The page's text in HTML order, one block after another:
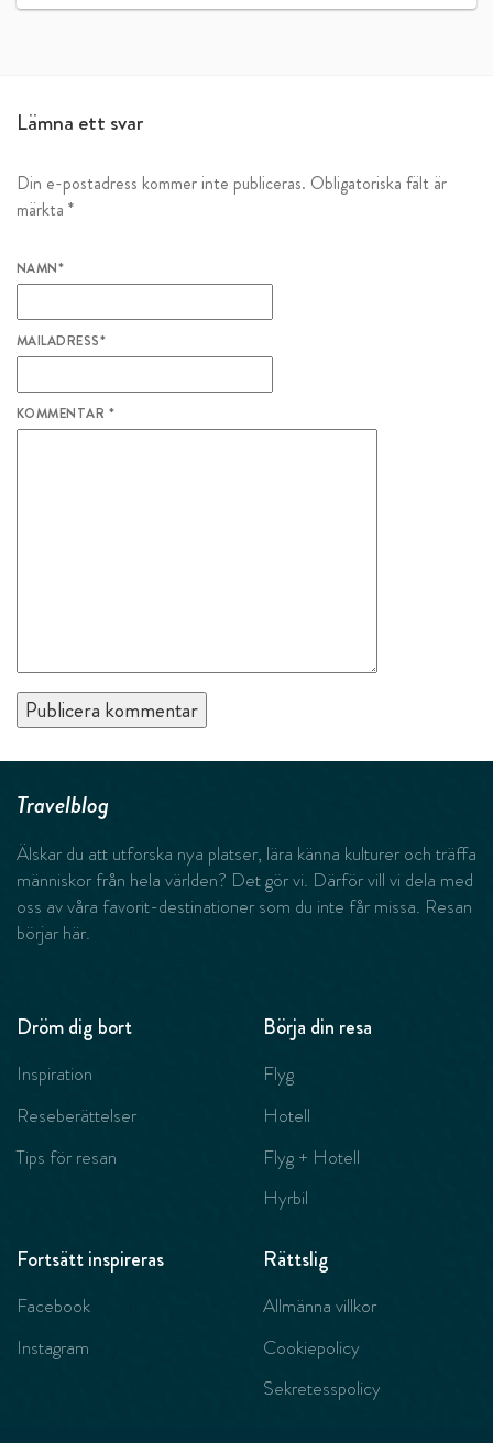
Lämna ett svar
Din e-postadress kommer inte publiceras. Obligatoriska fält är
märkta *
NAMN*
MAILADRESS*
KOMMENTAR *
Travelblog
Älskar du att utforska nya platser, lära känna kulturer och träffa
människor från hela världen? Det gör vi. Därför vill vi dela med
oss av våra favorit-destinationer som du inte får missa. Resan
börjar här.
Dröm dig bort
Inspiration
Reseberättelser
Tips för resan
Börja din resa
Flyg
Hotell
Flyg + Hotell
Hyrbil
Fortsätt inspireras
Facebook
Instagram
Rättslig
Allmänna villkor
Cookiepolicy
Sekretesspolicy